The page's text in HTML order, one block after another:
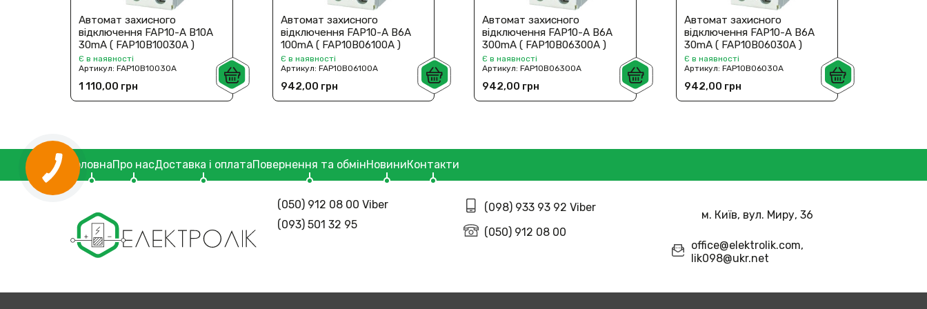
Автомат захисного
відключення FAP10-A В10A
30mA ( FAP10В10030A )
Є в наявності
Артикул:FAP10В10030A
1 110,00 грн
Автомат захисного
відключення FAP10-A В6A
100mA ( FAP10B06100A )
Є в наявності
Артикул: FAP10В06100A
942,00 грн
Автомат захисного
відключення FAP10-A В6A
300mA ( FAP10B06300A )
Є в наявності
Артикул:FAP10В06300A
942,00 грн
Автомат захисного
відключення FAP10-A В6A
30mA ( FAP10B06030A )
Є в наявності
Артикул: FAP10B06030A
942,00 грн
ГоловнаПро насДоставка і оплатаПовернення та обмінНовиниКонтакти
(050) 912 08 00 Viber
(093) 501 32 95
(098) 933 93 92 Viber
(050) 912 08 00
м. Київ, вул. Миру, 36
office@elektrolik.com,
lik098@ukr.net